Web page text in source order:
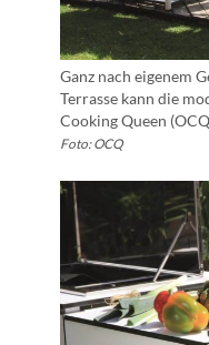
Ganz nach eigenem
Terrasse kann die
Cooking Queen
Foto: OCQ